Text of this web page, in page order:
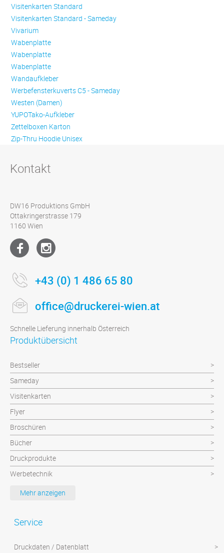
Visitenkarten Standard
Visitenkarten Standard - Sameday
Vivarium
Wabenplatte
Wabenplatte
Wabenplatte
Wandaufkleber
Werbefensterkuverts C5 - Sameday
Westen (Damen)
YUPOTako-Aufkleber
Zettelboxen Karton
Zip-Thru Hoodie Unisex
Kontakt
DW16 Produktions GmbH
Ottakringerstrasse 179
1160 Wien
+43 (0) 1 486 65 80
office@druckerei-wien.at
Schnelle Lieferung innerhalb Österreich
Produktübersicht
Bestseller
Sameday
Visitenkarten
Flyer
Broschüren
Bücher
Druckprodukte
Werbetechnik
Werbeartikel
Plattendruck und Schilder
Mehr anzeigen
Service
Druckdaten / Datenblatt